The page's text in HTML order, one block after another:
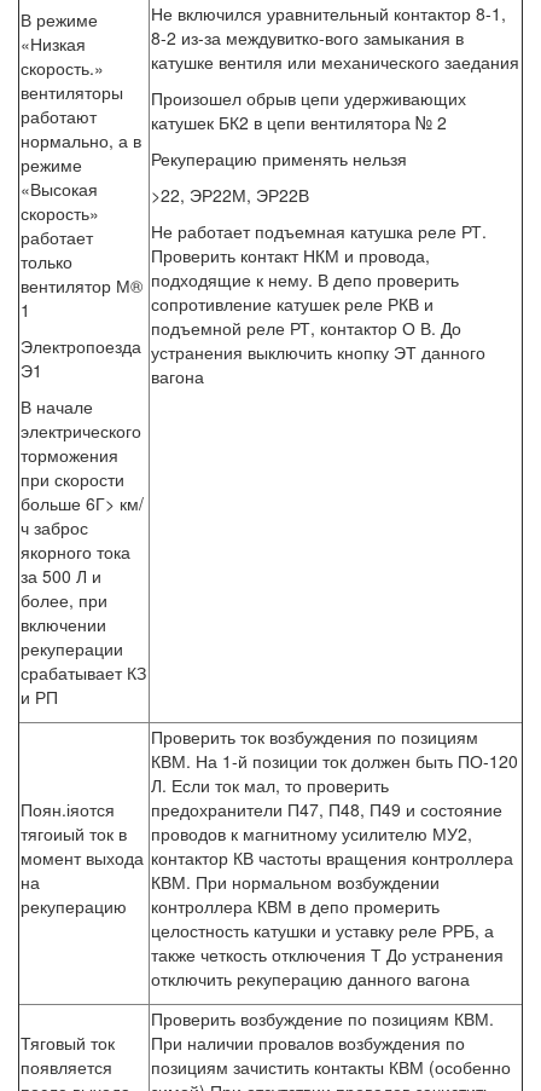
В режиме
«Низкая
скорость.»
вентиляторы
работают
нормально, а в
режиме
«Высокая
скорость»
работает
только
вентилятор М®
1
Электропоезда
Э1
В начале
электрического
торможения
при скорости
больше 6Г> км/
ч заброс
якорного тока
за 500 Л и
более, при
включении
рекуперации
срабатывает КЗ
и РП
Не включился уравнительный контактор 8-1,
8-2 из-за междувитко-вого замыкания в
катушке вентиля или механического заедания
Произошел обрыв цепи удерживающих
катушек БК2 в цепи вентилятора № 2
Рекуперацию применять нельзя
>22, ЭР22М, ЭР22В
Не работает подъемная катушка реле РТ.
Проверить контакт НКМ и провода,
подходящие к нему. В депо проверить
сопротивление катушек реле РКВ и
подъемной реле РТ, контактор О В. До
устранения выключить кнопку ЭТ данного
вагона
Поян.іяотся
тягоиый ток в
момент выхода
на
рекуперацию
Проверить ток возбуждения по позициям
КВМ. На 1-й позиции ток должен быть ПО-120
Л. Если ток мал, то проверить
предохранители П47, П48, П49 и состояние
проводов к магнитному усилителю МУ2,
контактор КВ частоты вращения контроллера
КВМ. При нормальном возбуждении
контроллера КВМ в депо промерить
целостность катушки и уставку реле РРБ, а
также четкость отключения Т До устранения
отключить рекуперацию данного вагона
Тяговый ток
появляется
Проверить возбуждение по позициям КВМ.
При наличии провалов возбуждения по
позициям зачистить контакты КВМ (особенно